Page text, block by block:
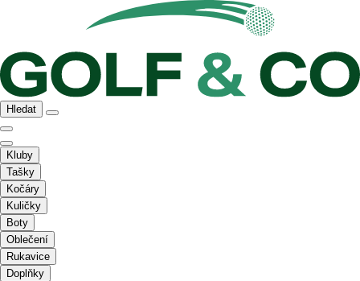
Hledat
Kluby
Tašky
Kočáry
Kuličky
Boty
Oblečení
Rukavice
Doplňky